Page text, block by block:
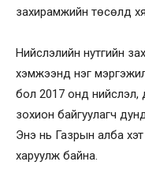
захирамжийн төсөлд
Нийслэлийн нутгийн
хэмжээнд нэг
бол 2017 онд нийслэл,
зохион байгуулагч
Энэ нь Газрын алба
харуулж байна.